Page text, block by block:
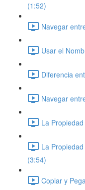
(1:52)
Navegar
Usar el
Diferencia
Navegar
La
La
(3:54)
Copiar y